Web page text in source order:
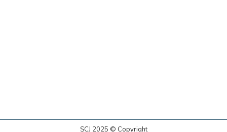
SCJ 2025 © Copyright